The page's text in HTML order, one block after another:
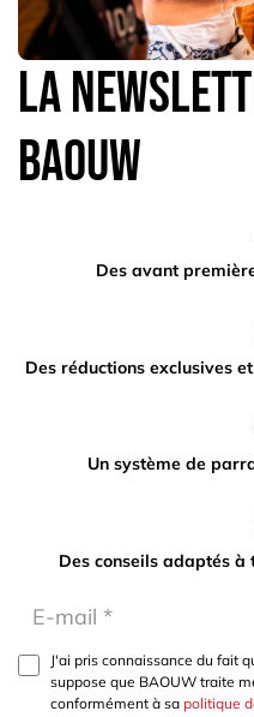
La
Baouw
Des avant
Des réductions exclusives
Un système de
Des conseils adaptés
J'ai pris connaissance du fait
suppose que BAOUW traite
conformément à sa politique